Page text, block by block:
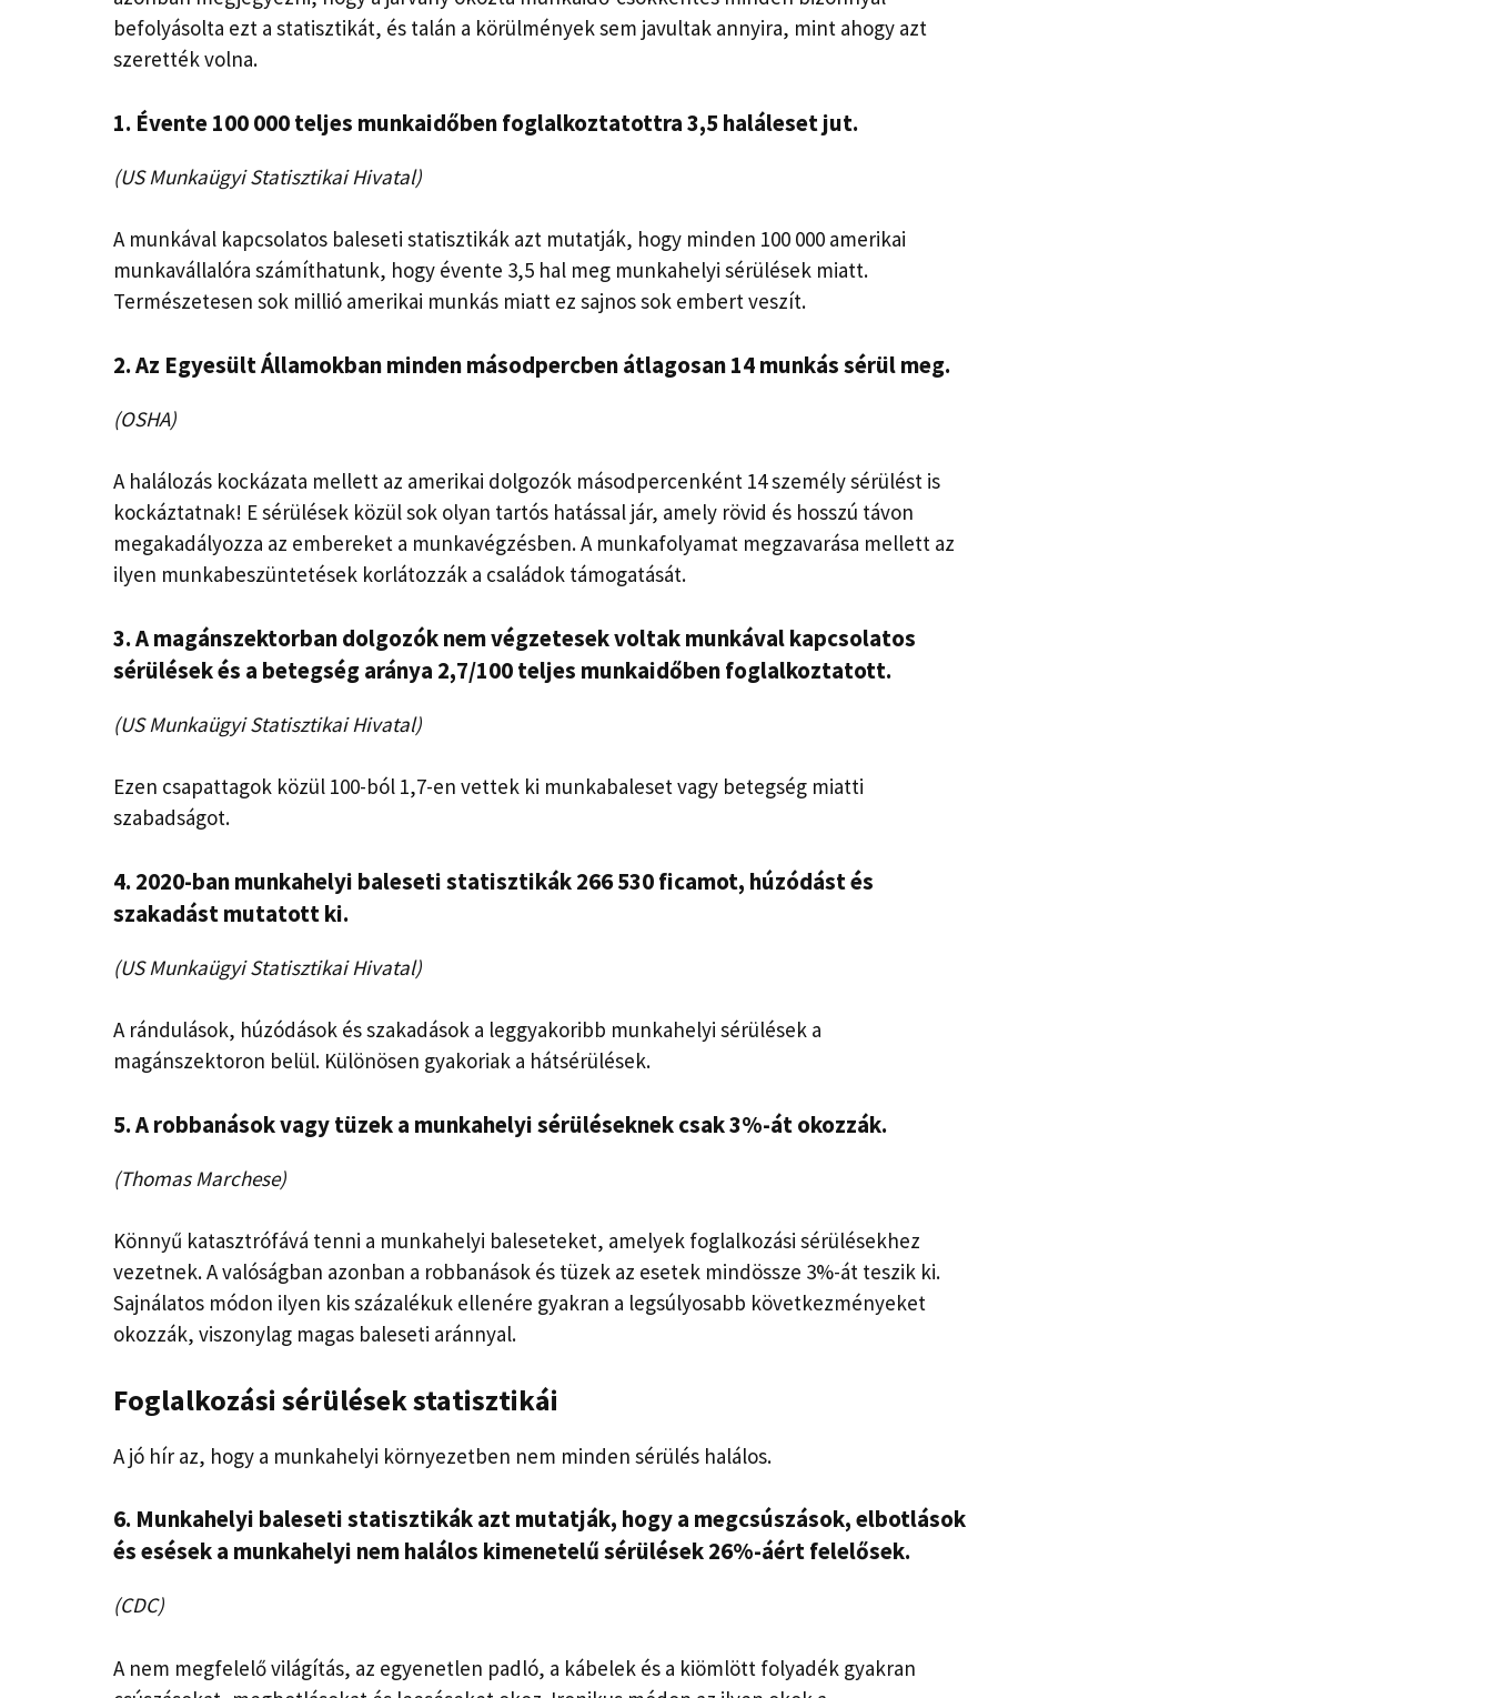
befolyásolta ezt a statisztikát, és talán a körülmények sem javultak annyira, mint ahogy azt
szerették volna.
1. Évente 100 000 teljes munkaidőben foglalkoztatottra 3,5 haláleset jut.
(US Munkaügyi Statisztikai Hivatal)
A munkával kapcsolatos baleseti statisztikák azt mutatják, hogy minden 100 000 amerikai
munkavállalóra számíthatunk, hogy évente 3,5 hal meg munkahelyi sérülések miatt.
Természetesen sok millió amerikai munkás miatt ez sajnos sok embert veszít.
2. Az Egyesült Államokban minden másodpercben átlagosan 14 munkás sérül meg.
(OSHA)
A halálozás kockázata mellett az amerikai dolgozók másodpercenként 14 személy sérülést is
kockáztatnak! E sérülések közül sok olyan tartós hatással jár, amely rövid és hosszú távon
megakadályozza az embereket a munkavégzésben. A munkafolyamat megzavarása mellett az
ilyen munkabeszüntetések korlátozzák a családok támogatását.
3. A magánszektorban dolgozók nem végzetesek voltakmunkával kapcsolatos
sérülésekés a betegség aránya 2,7/100 teljes munkaidőben foglalkoztatott.
(US Munkaügyi Statisztikai Hivatal)
Ezen csapattagok közül 100-ból 1,7-en vettek ki munkabaleset vagy betegség miatti
szabadságot.
4. 2020-banmunkahelyi baleseti statisztikák266 530 ficamot, húzódást és
szakadást mutatott ki.
(US Munkaügyi Statisztikai Hivatal)
A rándulások, húzódások és szakadások a leggyakoribb munkahelyi sérülések a
magánszektoron belül. Különösen gyakoriak a hátsérülések.
5. A robbanások vagy tüzek a munkahelyi sérüléseknek csak 3%-át okozzák.
(Thomas Marchese)
Könnyű katasztrófává tenni a munkahelyi baleseteket, amelyek foglalkozási sérülésekhez
vezetnek. A valóságban azonban a robbanások és tüzek az esetek mindössze 3%-át teszik ki.
Sajnálatos módon ilyen kis százalékuk ellenére gyakran a legsúlyosabb következményeket
okozzák, viszonylag magas baleseti aránnyal.
Foglalkozási sérülések statisztikái
A jó hír az, hogy a munkahelyi környezetben nem minden sérülés halálos.
6. Munkahelyi baleseti statisztikákazt mutatják, hogy a megcsúszások, elbotlások
és esések a munkahelyi nem halálos kimenetelű sérülések 26%-áért felelősek.
(CDC)
A nem megfelelő világítás, az egyenetlen padló, a kábelek és a kiömlött folyadék gyakran